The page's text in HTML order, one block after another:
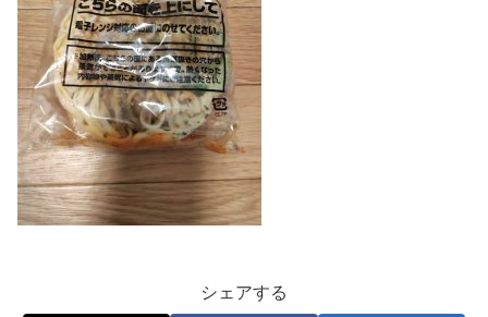
シェアする